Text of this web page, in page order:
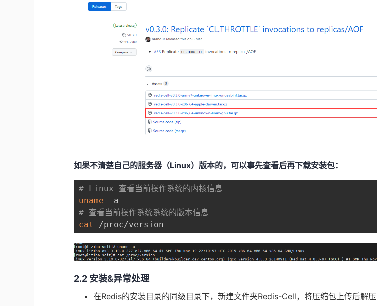
如果不清楚自己的服务器（Linux）版本的，可以事先查看后再下载安装包：
# Linux 查看当前操作系统的内核信息
uname
# 查看当前操作系统系统的版本信息
cat
/proc/version
2.2 安装&异常处理
在Redis的安装目录的同级目录下，新建文件夹Redis-Cell，将压缩包上传后解压